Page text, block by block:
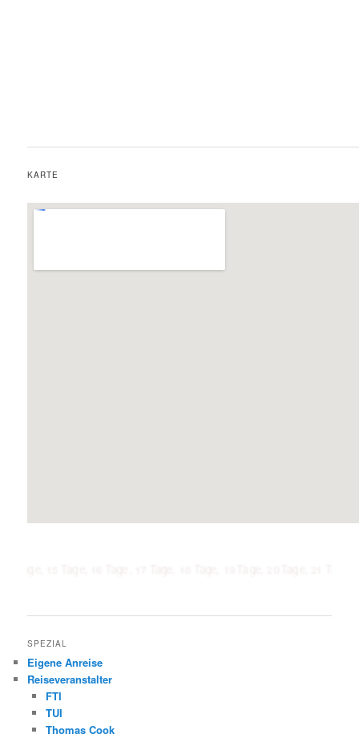
KARTE
SPEZIAL
Eigene Anreise
Reiseveranstalter
FTI
TUI
Thomas Cook